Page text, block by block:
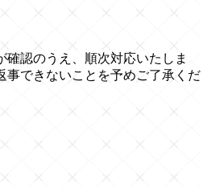
確認のうえ、順次対応いたしま
事できないことを予めご了承くだ